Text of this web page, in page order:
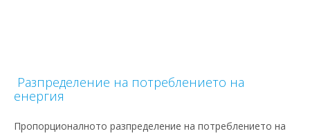
Разпределение на потреблението на
енергия
Пропорционалното разпределение на потреблението на